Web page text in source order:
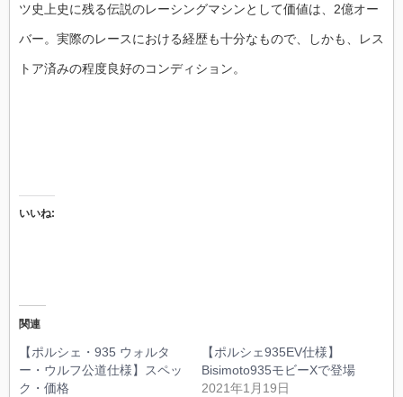
ツ史上史に残る伝説のレーシングマシンとして価値は、2億オー
バー。実際のレースにおける経歴も十分なもので、しかも、レス
トア済みの程度良好のコンディション。
いいね:
関連
【ポルシェ・935 ウォルタ
ー・ウルフ公道仕様】スペッ
ク・価格
【ポルシェ935EV仕様】
Bisimoto935モビーXで登場
2021年1月19日